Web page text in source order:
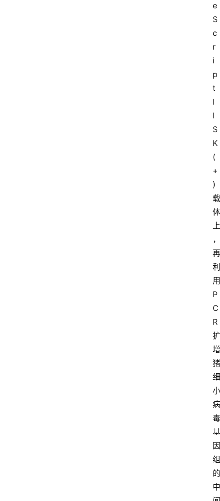
e
S
c
r
i
p
t
I
I
S
K
(
+
)
载
体
上
，
再
利
用
P
C
R
扩
增
猪
细
小
病
毒
基
因
组
的
中